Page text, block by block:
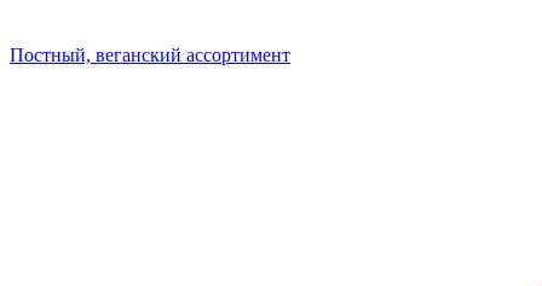
Постный, веганский ассортимент